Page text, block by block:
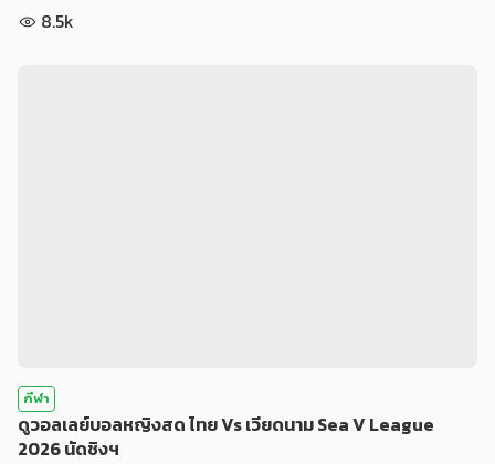
8.5k
กีฬา
ดูวอลเลย์บอลหญิงสด ไทย Vs เวียดนาม Sea V League
2026 นัดชิงฯ